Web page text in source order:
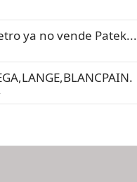
ya no vende Patek...